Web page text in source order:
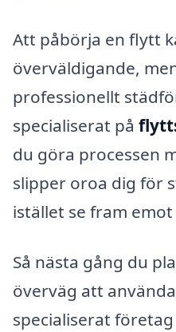
Att påbörja en flytt
överväldigande,
professionellt
specialiserat på
du göra processen
slipper oroa dig för
istället se fram
Så nästa gång du
överväg att
specialiserat